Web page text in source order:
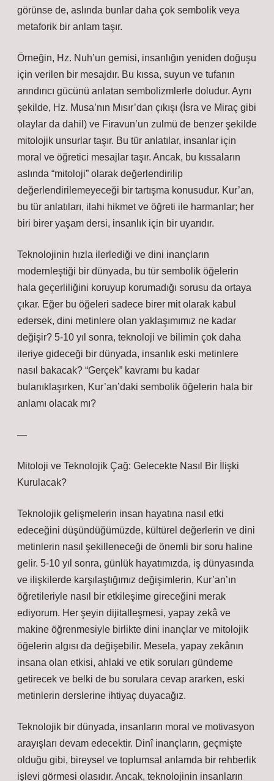
görünse de, aslında bunlar daha çok sembolik veya
metaforik bir anlam taşır.
Örneğin, Hz. Nuh’un gemisi, insanlığın yeniden doğuşu
için verilen bir mesajdır. Bu kıssa, suyun ve tufanın
arındırıcı gücünü anlatan sembolizmlerle doludur. Aynı
şekilde, Hz. Musa’nın Mısır’dan çıkışı (İsra ve Miraç gibi
olaylar da dahil) ve Firavun’un zulmü de benzer şekilde
mitolojik unsurlar taşır. Bu tür anlatılar, insanlar için
moral ve öğretici mesajlar taşır. Ancak, bu kıssaların
aslında “mitoloji” olarak değerlendirilip
değerlendirilemeyeceği bir tartışma konusudur. Kur’an,
bu tür anlatıları, ilahi hikmet ve öğreti ile harmanlar; her
biri birer yaşam dersi, insanlık için bir uyarıdır.
Teknolojinin hızla ilerlediği ve dini inançların
modernleştiği bir dünyada, bu tür sembolik öğelerin
hala geçerliliğini koruyup korumadığı sorusu da ortaya
çıkar. Eğer bu öğeleri sadece birer mit olarak kabul
edersek, dini metinlere olan yaklaşımımız ne kadar
değişir? 5-10 yıl sonra, teknoloji ve bilimin çok daha
ileriye gideceği bir dünyada, insanlık eski metinlere
nasıl bakacak? “Gerçek” kavramı bu kadar
bulanıklaşırken, Kur’an’daki sembolik öğelerin hala bir
anlamı olacak mı?
—
Mitoloji ve Teknolojik Çağ: Gelecekte Nasıl Bir İlişki
Kurulacak?
Teknolojik gelişmelerin insan hayatına nasıl etki
edeceğini düşündüğümüzde, kültürel değerlerin ve dini
metinlerin nasıl şekilleneceği de önemli bir soru haline
gelir. 5-10 yıl sonra, günlük hayatımızda, iş dünyasında
ve ilişkilerde karşılaştığımız değişimlerin, Kur’an’ın
öğretileriyle nasıl bir etkileşime gireceğini merak
ediyorum. Her şeyin dijitalleşmesi, yapay zekâ ve
makine öğrenmesiyle birlikte dini inançlar ve mitolojik
öğelerin algısı da değişebilir. Mesela, yapay zekânın
insana olan etkisi, ahlaki ve etik soruları gündeme
getirecek ve belki de bu sorulara cevap ararken, eski
metinlerin derslerine ihtiyaç duyacağız.
Teknolojik bir dünyada, insanların moral ve motivasyon
arayışları devam edecektir. Dinî inançların, geçmişte
olduğu gibi, bireysel ve toplumsal anlamda bir rehberlik
işlevi görmesi olasıdır. Ancak, teknolojinin insanların